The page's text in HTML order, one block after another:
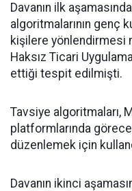
Davanın ilk
algoritmalarının genç
kişilere yönlendirmesi
Haksız Ticari
ettiği tespit edilmişti.
Tavsiye algoritmaları,
platformlarında
düzenlemek için
Davanın ikinci